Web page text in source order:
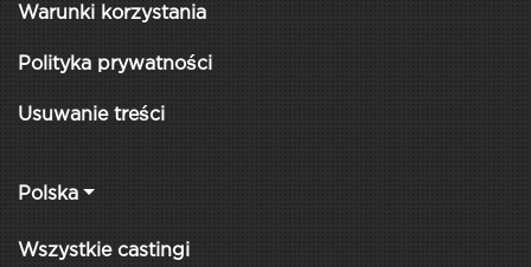
Warunki korzystania
Polityka prywatności
Usuwanie treści
Polska
Wszystkie castingi